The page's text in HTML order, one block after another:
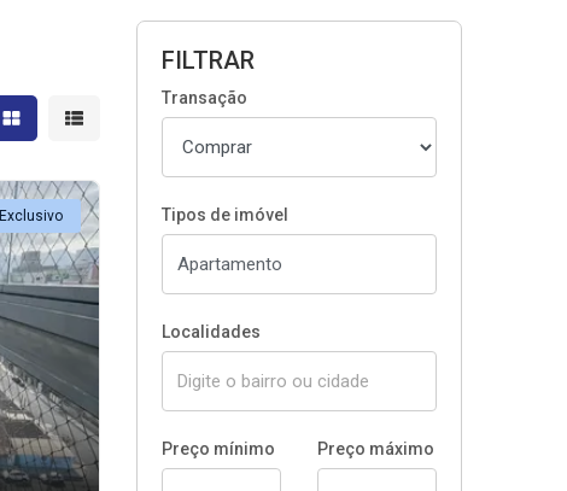
Mostrar resultados em grade
Mostrar resultados em lista
Exclusivo
FILTRAR
Transação
Tipos de imóvel
Localidades
Preço mínimo Preço máximo